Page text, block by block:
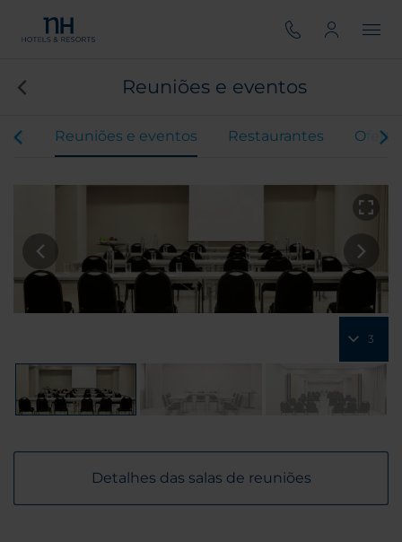
Reuniões e eventos
Reuniões e eventos Restaurantes
3
Detalhes das salas de reuniões